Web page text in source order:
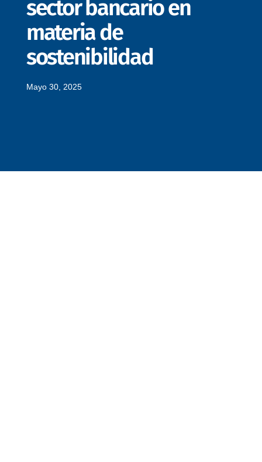
sector bancario en
materia de
sostenibilidad
Mayo 30, 2025